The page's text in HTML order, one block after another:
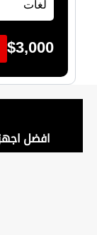
لغات
$3,000
افضل